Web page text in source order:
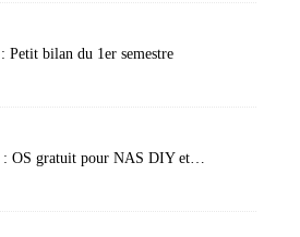
Petit bilan du 1er semestre
: OS gratuit pour NAS DIY et…